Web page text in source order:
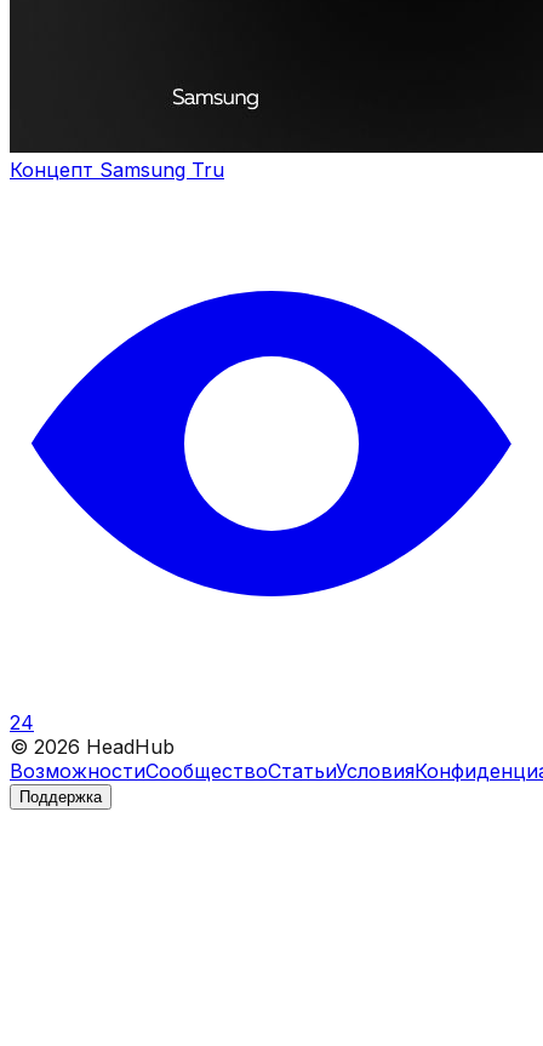
Концепт Samsung Tru
24
© 2026 HeadHub
ВозможностиСообществоСтатьиУсловия
Поддержка